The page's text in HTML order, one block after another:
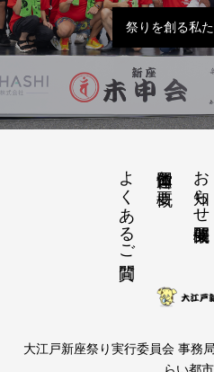
祭りを創る私
お知らせ開催概要
運営団体と概要
よくあるご質問
大江戸新座祭り実行委員会 事